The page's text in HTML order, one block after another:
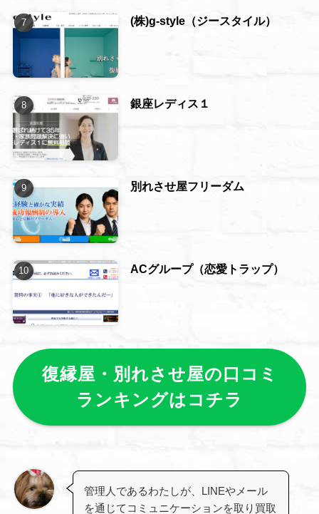
(株)g-style（ジースタイル）
銀座レディス１
別れさせ屋フリーダム
ACグループ（恋愛トラップ）
復縁屋・別れさせ屋の口コミ
ランキングはコチラ
管理人であるわたしが、LINEやメール
を通じてコミュニケーションを取り買取